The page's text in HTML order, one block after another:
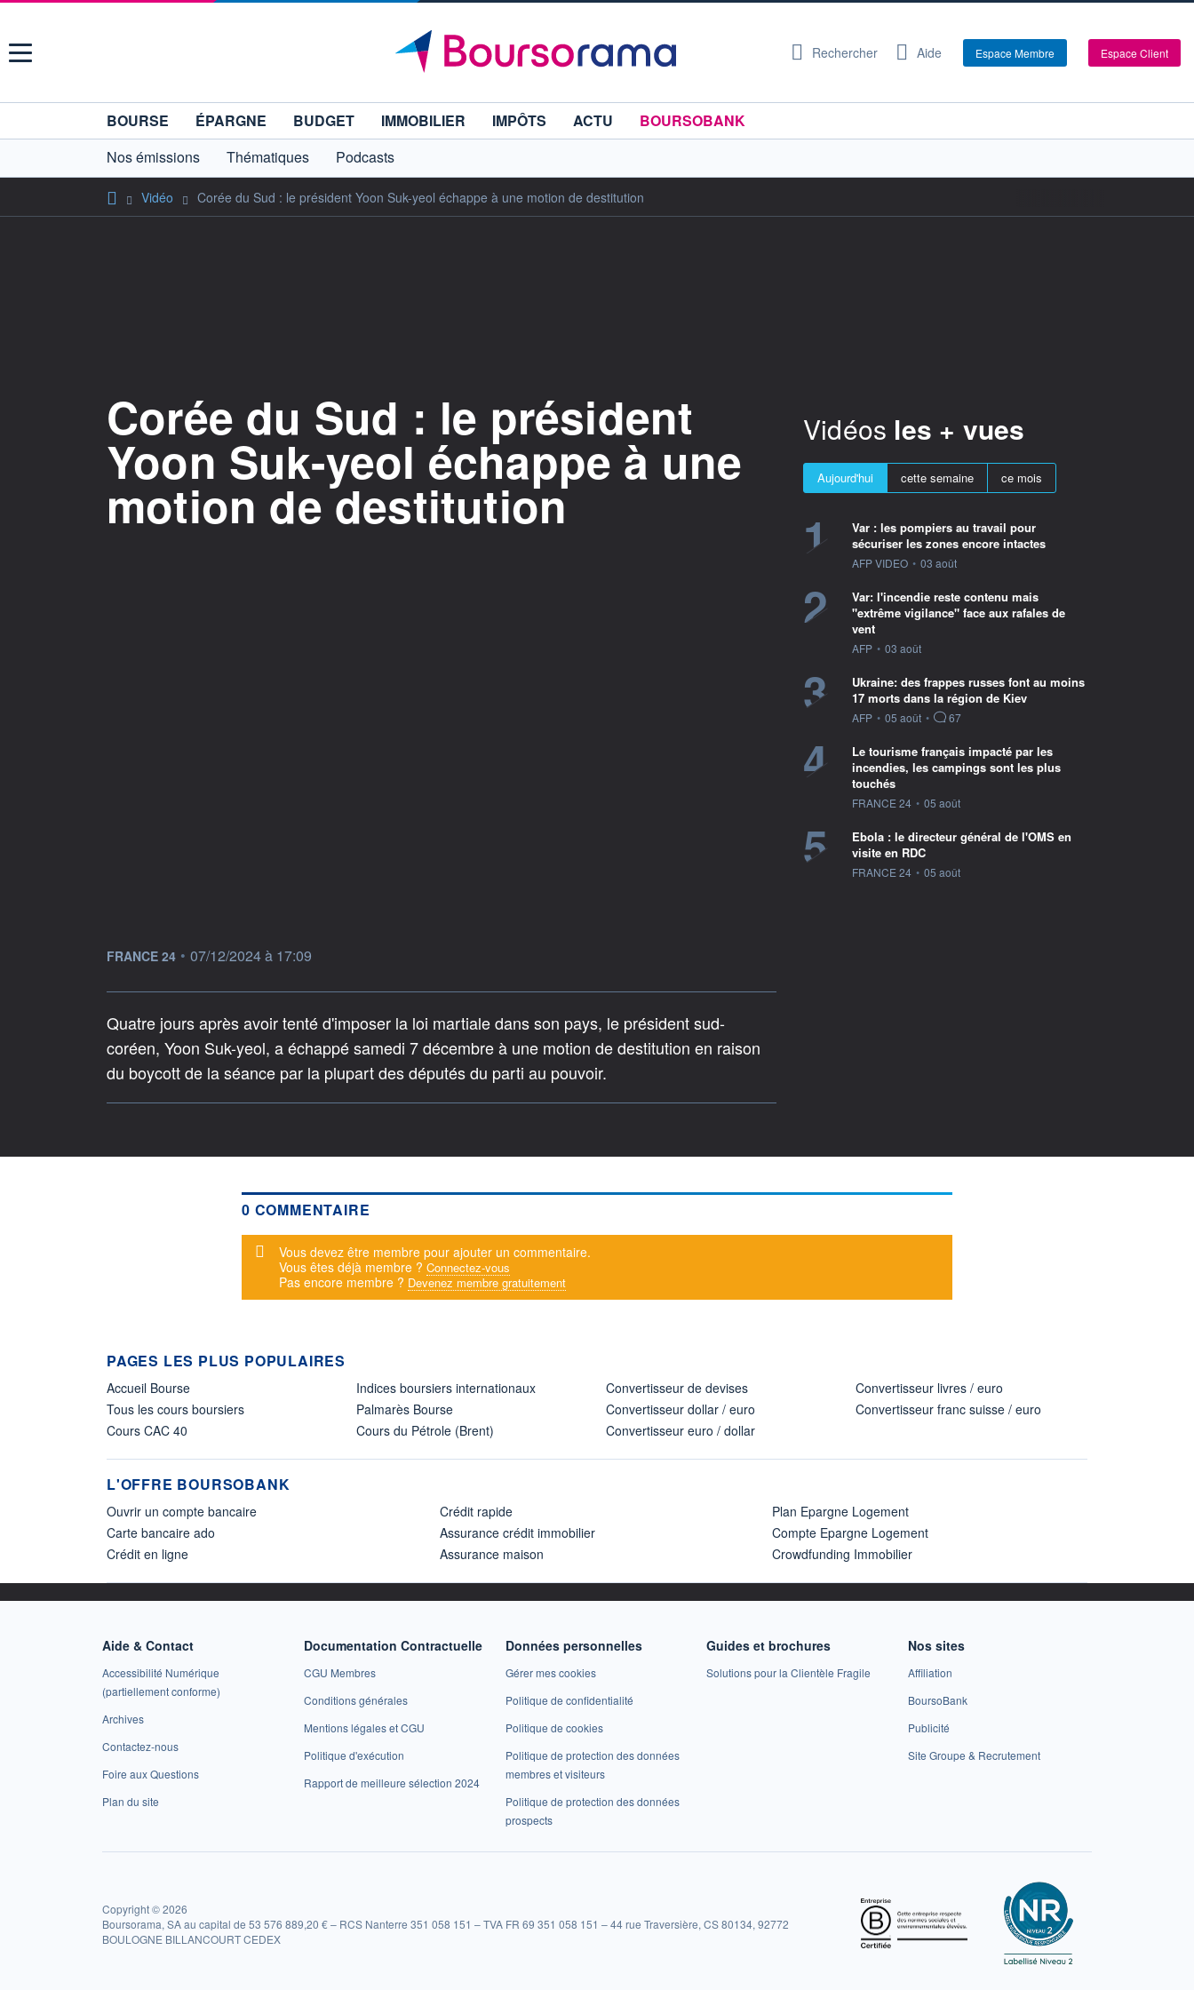
Menu Rechercher Aide Espace Membre Espace Client
BOURSE ÉPARGNE BUDGET IMMOBILIER IMPÔTS ACTU
BOURSOBANK
Nos émissions
Thématiques Podcasts
Vidéo Corée du Sud : le président Yoon Suk-yeol échappe à une motion de destitution
Corée du Sud : le président
Yoon Suk-yeol échappe à une
motion de destitution
information fournie par
FRANCE 24 • 07/12/2024 à 17:09
Quatre jours après avoir tenté d'imposer la loi martiale dans son pays, le président sud-
coréen, Yoon Suk-yeol, a échappé samedi 7 décembre à une motion de destitution en raison
du boycott de la séance par la plupart des députés du parti au pouvoir.
Vidéos les + vues
Aujourd'hui cette semaine ce mois
1
Var : les pompiers au travail pour
sécuriser les zones encore intactes
information fournie par
AFP VIDEO • 03 août
2
Var: l'incendie reste contenu mais
"extrême vigilance" face aux rafales de
vent
information fournie par
AFP • 03 août
3
Ukraine: des frappes russes font au moins
17 morts dans la région de Kiev
information fournie par
AFP • 05 août • 67
4
Le tourisme français impacté par les
incendies, les campings sont les plus
touchés
information fournie par
FRANCE 24 • 05 août
5
Ebola : le directeur général de l'OMS en
visite en RDC
information fournie par
FRANCE 24 • 05 août
0 COMMENTAIRE
Message d'alerte
Vous devez être membre pour ajouter un commentaire.
Vous êtes déjà membre ? Connectez-vous
Pas encore membre ? Devenez membre gratuitement
PAGES LES PLUS POPULAIRES
Accueil Bourse
Tous les cours boursiers
Cours CAC 40
Indices boursiers internationaux
Palmarès Bourse
Cours du Pétrole (Brent)
Convertisseur de devises
Convertisseur dollar / euro
Convertisseur euro / dollar
Convertisseur livres / euro
Convertisseur franc suisse / euro
L'OFFRE BOURSOBANK
Ouvrir un compte bancaire
Carte bancaire ado
Crédit en ligne
Crédit rapide
Assurance crédit immobilier
Assurance maison
Plan Epargne Logement
Compte Epargne Logement
Crowdfunding Immobilier
Aide & Contact
Accessibilité Numérique
(partiellement conforme)
Archives
Contactez-nous
Foire aux Questions
Plan du site
Documentation Contractuelle
CGU Membres
Conditions générales
Mentions légales et CGU
Politique d'exécution
Rapport de meilleure sélection 2024
Données personnelles
Gérer mes cookies
Politique de confidentialité
Politique de cookies
Politique de protection des données
membres et visiteurs
Politique de protection des données
prospects
Guides et brochures
Solutions pour la Clientèle Fragile
Nos sites
Affiliation
BoursoBank
Publicité
Site Groupe & Recrutement
Copyright © 2026
Boursorama, SA au capital de 53 576 889,20 € – RCS Nanterre 351 058 151 – TVA FR 69 351 058 151 – 44 rue Traversière, CS 80134, 92772
BOULOGNE BILLANCOURT CEDEX